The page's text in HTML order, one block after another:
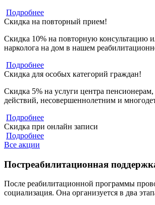
Подробнее
Скидка на повторный прием!
Скидка 10% на повторную консультацию
нарколога на дом в нашем
Подробнее
Скидка для особых категорий граждан!
Скидка 5% на услуги центра
действий, несовершеннолетним и
Подробнее
Скидка при онлайн записи
Подробнее
Все акции
Постреабилитационная
После реабилитационной программы
социализация. Она организуется в два